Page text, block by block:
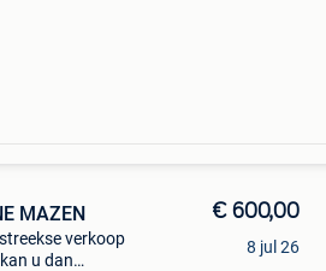
MAZEN
verkoop
u dan
€ 600,00
8 jul 26